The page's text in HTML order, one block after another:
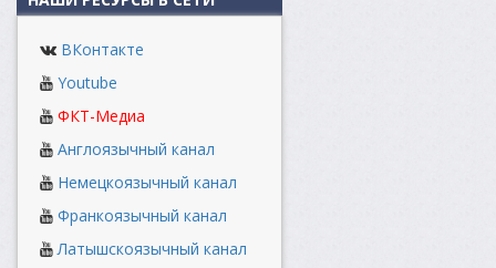
ВКонтакте
Youtube
ФКТ-Медиа
Англоязычный канал
Немецкоязычный канал
Франкоязычный канал
Латышскоязычный канал